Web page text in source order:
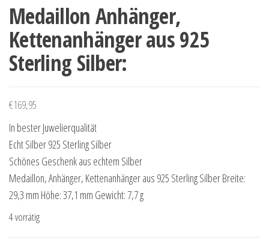
Medaillon Anhänger,
Kettenanhänger aus 925
Sterling Silber:
€169,95
In bester Juwelierqualität
Echt Silber 925 Sterling Silber
Schönes Geschenk aus echtem Silber
Medaillon, Anhänger, Kettenanhänger aus 925 Sterling Silber Breite:
29,3 mm Höhe: 37,1 mm Gewicht: 7,7 g
4 vorrätig